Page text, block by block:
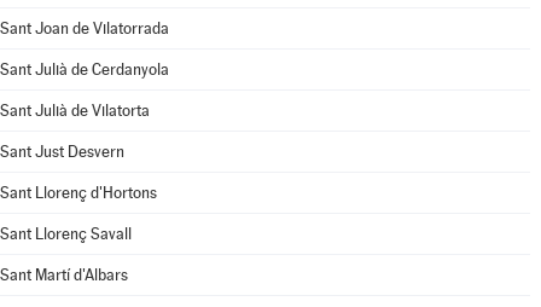
Sant Joan de Vilatorrada
Sant Julià de Cerdanyola
Sant Julià de Vilatorta
Sant Just Desvern
Sant Llorenç d'Hortons
Sant Llorenç Savall
Sant Martí d'Albars